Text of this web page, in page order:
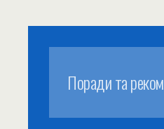
Поради та